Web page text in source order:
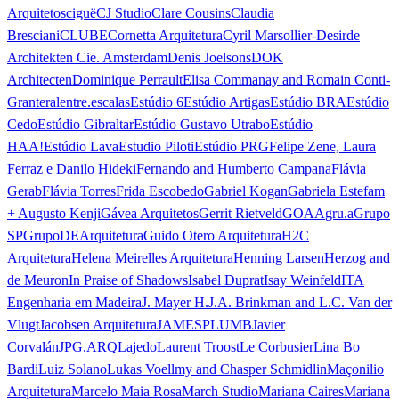
ArquitetosciguëCJ StudioClare CousinsClaudia
BrescianiCLUBECornetta ArquiteturaCyril Marsollier-Desirde
Architekten Cie. AmsterdamDenis JoelsonsDOK
ArchitectenDominique PerraultElisa Commanay and Romain Conti-
Granteralentre.escalasEstúdio 6Estúdio ArtigasEstúdio BRAEstúdio
CedoEstúdio GibraltarEstúdio Gustavo UtraboEstúdio
HAA!Estúdio LavaEstudio PilotiEstúdio PRGFelipe Zene, Laura
Ferraz e Danilo HidekiFernando and Humberto CampanaFlávia
GerabFlávia TorresFrida EscobedoGabriel KoganGabriela Estefam
+ Augusto KenjiGávea ArquitetosGerrit RietveldGOAAgru.aGrupo
SPGrupoDEArquiteturaGuido Otero ArquiteturaH2C
ArquiteturaHelena Meirelles ArquiteturaHenning LarsenHerzog and
de MeuronIn Praise of ShadowsIsabel DupratIsay WeinfeldITA
Engenharia em MadeiraJ. Mayer H.J.A. Brinkman and L.C. Van der
VlugtJacobsen ArquiteturaJAMESPLUMBJavier
CorvalánJPG.ARQLajedoLaurent TroostLe CorbusierLina Bo
BardiLuiz SolanoLukas Voellmy and Chasper SchmidlinMaçonilio
ArquiteturaMarcelo Maia RosaMarch StudioMariana CairesMariana